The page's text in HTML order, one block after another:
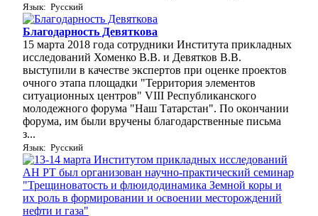
Язык: Русский
Благодарность Девяткова
15 марта 2018 года сотрудники Института прикладных
исследований Хоменко В.В. и Девятков В.В.
выступили в качестве экспертов при оценке проектов
очного этапа площадки "Территория элементов
ситуационных центров" VIII Республиканского
молодежного форума "Наш Татарстан". По окончании
форума, им были вручены благодарственные письма
з...
Язык: Русский